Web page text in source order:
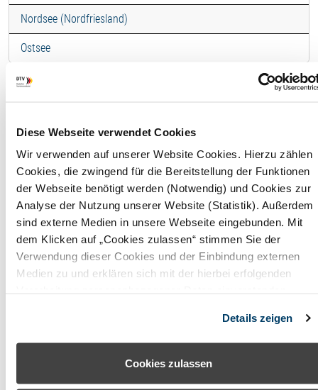
Diese Webseite verwendet Cookies
Wir verwenden auf unserer Website Cookies. Hierzu zählen
Cookies, die zwingend für die Bereitstellung der Funktionen
der Webseite benötigt werden (Notwendig) und Cookies zur
Analyse der Nutzung unserer Website (Statistik). Außerdem
sind externe Medien in unsere Webseite eingebunden. Mit
dem Klicken auf „Cookies zulassen“ stimmen Sie der
Verwendung dieser Cookies und der Einbindung externen
Medien zu und erklären sich mit der hierbei erfolgenden
Cookies“ ohne die Erklärung einer Einwilligung fortfahren. In
diesem Fall werden nur notwendige Cookies verwendet. Sie
können Ihre Einwilligung jederzeit unter den Cookie-
Details zeigen
Cookies zulassen
Nordsee (Nordfriesland)
Ostsee
Ferienwohnung - 10431
Wohnfläche
160,00
m²
Maximale
Belegung
6
Badezimmer
3
Schlafzimmer
Lizenznehmer